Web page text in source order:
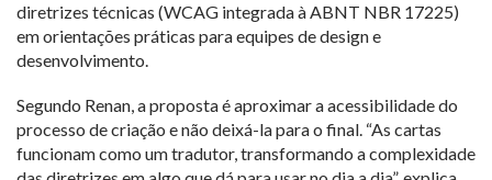
diretrizes técnicas (WCAG integrada à ABNT NBR 17225)
em orientações práticas para equipes de design e
desenvolvimento.
Segundo Renan, a proposta é aproximar a acessibilidade do
processo de criação e não deixá-la para o final. “As cartas
funcionam como um tradutor, transformando a complexidade